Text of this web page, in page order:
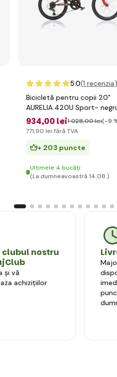
5.0(1 recenzia)
Bicicletă pentru copii 20"
AURELIA 420U Sport-
amortizoare
934,00 lei1 028,00 lei(-9
771,90 lei fără TVA
+ 203 puncte
Ultimele 4 bucăți
(La dumneavoastră 14.08.)
clubul nostru
și vă
achizițiilor